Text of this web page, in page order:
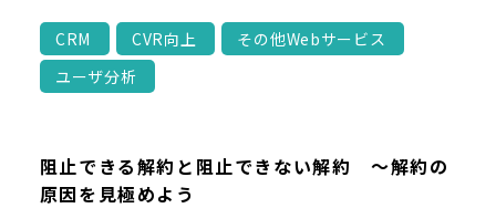
CRM CVR向上
その他Webサービス
ユーザ分析
阻止できる解約と阻止できない解約 ～解約の
原因を見極めよう